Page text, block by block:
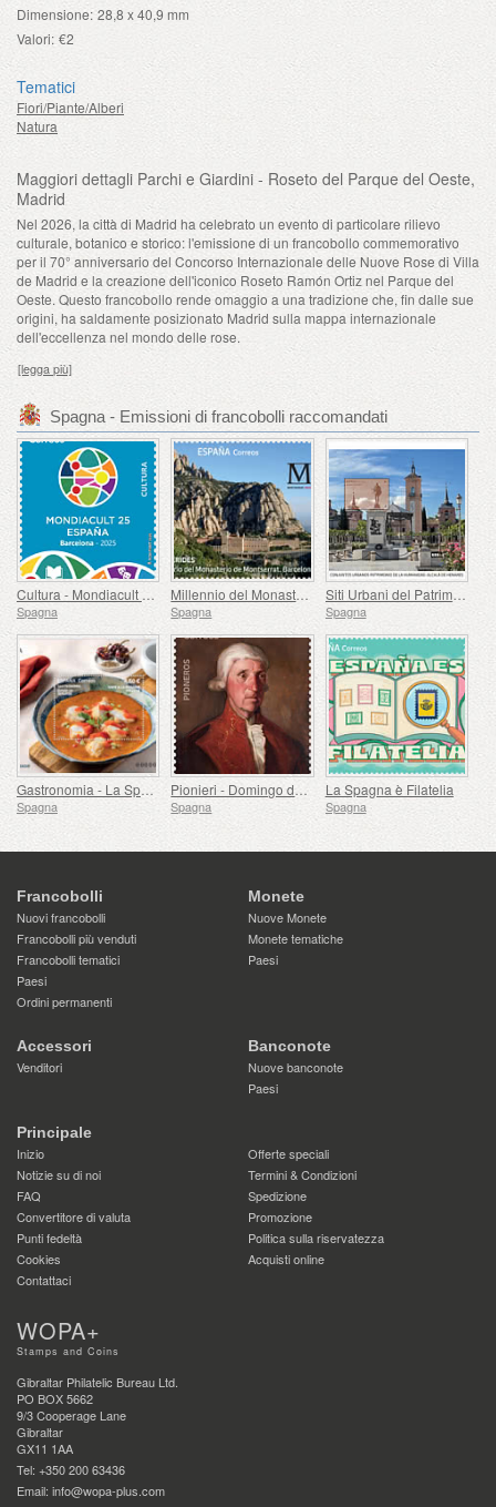
Dimensione: 28,8 x 40,9 mm
Valori: €2
Tematici
Fiori/Piante/Alberi
Natura
Maggiori dettagli Parchi e Giardini - Roseto del Parque del Oeste,
Madrid
Nel 2026, la città di Madrid ha celebrato un evento di particolare rilievo
culturale, botanico e storico: l'emissione di un francobollo commemorativo
per il 70° anniversario del Concorso Internazionale delle Nuove Rose di Villa
de Madrid e la creazione dell'iconico Roseto Ramón Ortiz nel Parque del
Oeste. Questo francobollo rende omaggio a una tradizione che, fin dalle sue
origini, ha saldamente posizionato Madrid sulla mappa internazionale
dell'eccellenza nel mondo delle rose.
[legga più]
Spagna - Emissioni di francobolli raccomandati
Cultura - Mondiacult 25 Spagna, Barcellona
Spagna
Millennio del Monastero di Montserrat, Barcellona
Spagna
Siti Urbani del Patrimonio Mondiale - Alcalá de Henares
Spagna
Gastronomia - La Spagna in 19 Piatti, Melilla, Coda di Rospo alla Rusadir
Spagna
Pionieri - Domingo de Bonechea
Spagna
La Spagna è Filatelia
Spagna
Francobolli
Nuovi francobolli
Francobolli più venduti
Francobolli tematici
Paesi
Ordini permanenti
Monete
Nuove Monete
Monete tematiche
Paesi
Accessori
Venditori
Banconote
Nuove banconote
Paesi
Principale
Inizio
Offerte speciali
Notizie su di noi
Termini & Condizioni
FAQ
Spedizione
Convertitore di valuta
Promozione
Punti fedeltà
Politica sulla riservatezza
Cookies
Acquisti online
Contattaci
WOPA+
Stamps and Coins
Gibraltar Philatelic Bureau Ltd.
PO BOX 5662
9/3 Cooperage Lane
Gibraltar
GX11 1AA
Tel: +350 200 63436
Email: info@wopa-plus.com